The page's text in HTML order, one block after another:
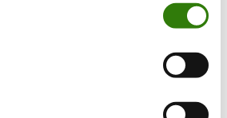
tai valita halutessasi joustavan